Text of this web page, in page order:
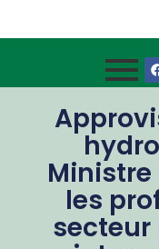
Ministre
les
secteur